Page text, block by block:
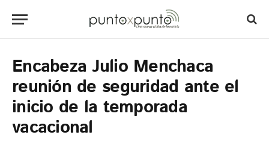
Encabeza Julio Menchaca
reunión de seguridad ante el
inicio de la temporada
vacacional